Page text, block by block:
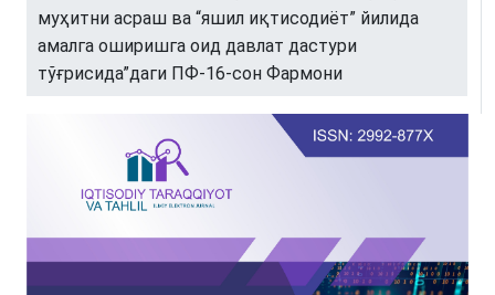
муҳитни асраш ва “яшил иқтисодиёт” йилида
амалга оширишга оид давлат дастури
тўғрисида”даги ПФ-16-сон Фармони